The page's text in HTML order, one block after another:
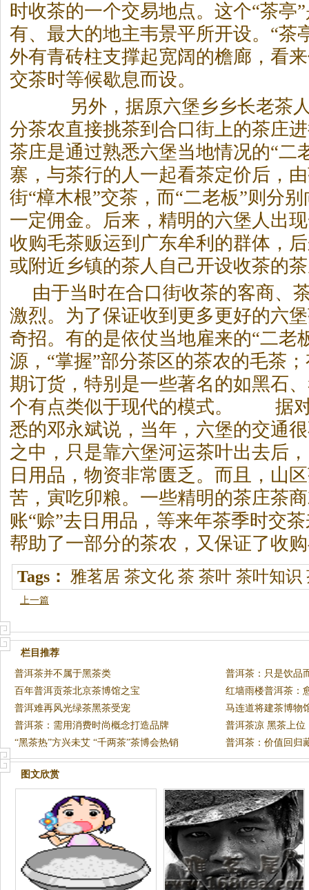
时收茶的一个交易地点。这个“茶亭
有、最大的地主韦景平所开设。“茶
外有青砖柱支撑起宽阔的檐廊，看
交茶时等候歇息而设。
另外，据原六堡乡乡长老茶人
分茶农直接挑茶到合口街上的茶庄
茶庄是通过熟悉六堡当地情况的“二
寨，与茶行的人一起看茶定价后，
街“樟木根”交茶，而“二老板”则分
一定佣金。后来，精明的六堡人出
收购毛茶贩运到广东牟利的群体，
或附近乡镇的茶人自己开设收茶的
由于当时在合口街收茶的客商、
激烈。为了保证收到更多更好的六
奇招。有的是依仗当地雇来的“二老
源，“掌握”部分茶区的茶农的毛茶
期订货，特别是一些著名的如黑石
个有点类似于现代的模式。 据对
悉的邓永斌说，当年，六堡的交通
之中，只是靠六堡河运茶叶出去后
日用品，物资非常匮乏。而且，山
苦，寅吃卯粮。一些精明的茶庄茶
账“赊”去日用品，等来年茶季时交
帮助了一部分的茶农，又保证了收
Tags： 雅茗居 茶文化 茶 茶叶 茶叶知识
上一篇
栏目推荐
普洱茶并不属于黑茶类
普洱茶：只是饮品
百年普洱贡茶北京茶博馆之宝
红墙雨楼普洱茶：
普洱难再风光绿茶黑茶受宠
马连道将建茶博物
宝
普洱茶：需用消费时尚概念打造品牌
普洱茶凉 黑茶上位
“黑茶热”方兴未艾 “千两茶”茶博会热销
普洱茶：价值回归
图文欣赏